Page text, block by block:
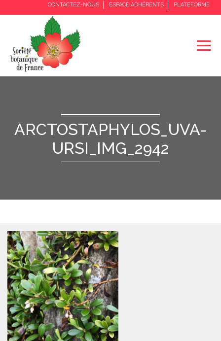
CONTACTEZ-NOUS ESPACE ADHÉRENTS PLATEFORME
ARCTOSTAPHYLOS_UVA-
URSI_IMG_2942